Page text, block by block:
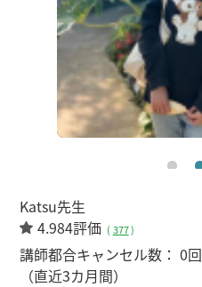
Katsu先生
4.984評価 ( 377)
講師都合キャンセル数：0回
（直近3カ月間）